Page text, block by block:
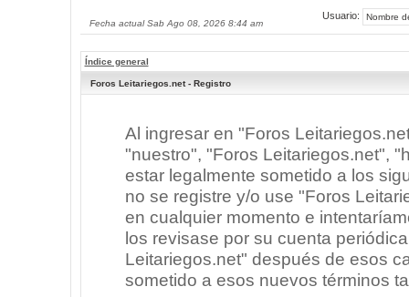
Fecha actual Sab Ago 08, 2026 8:44 am
Usuario:
Índice general
Foros Leitariegos.net - Registro
Al ingresar en "Foros
"nuestro", "Foros Leitariegos.net",
estar legalmente sometido a los
no se registre y/o use "Foros
en cualquier momento e
los revisase por su cuenta
Leitariegos.net" después de esos
sometido a esos nuevos términos